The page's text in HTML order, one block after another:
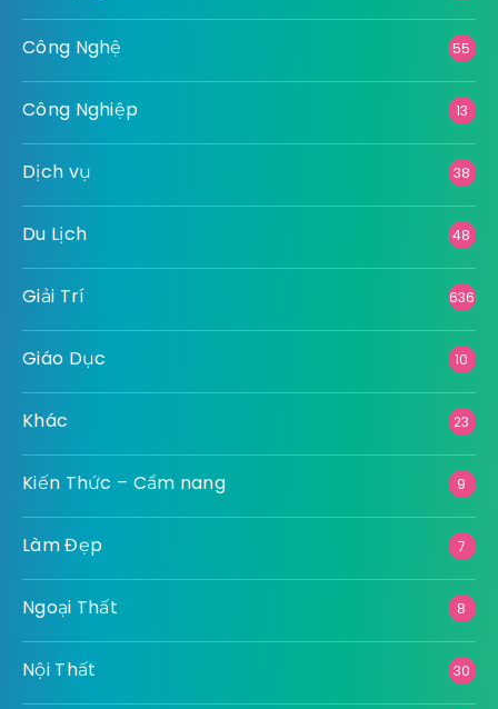
Công Nghệ 55
Công Nghiệp 13
Dịch vụ 38
Du Lịch 48
Giải Trí 636
Giáo Dục 10
Khác 23
Kiến Thức – Cẩm nang 9
Làm Đẹp 7
Ngoại Thất 8
Nội Thất 30